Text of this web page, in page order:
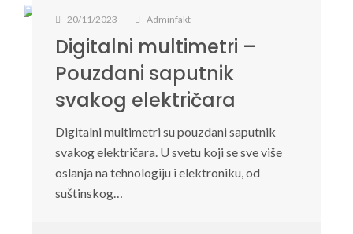
20/11/2023 Adminfakt
Digitalni multimetri –
Pouzdani saputnik
svakog električara
Digitalni multimetri su pouzdani saputnik
svakog električara. U svetu koji se sve više
oslanja na tehnologiju i elektroniku, od
suštinskog…